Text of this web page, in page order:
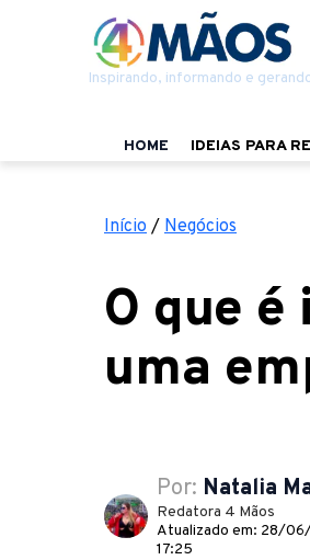
Inspirando, informando e
HOME IDEIAS PARA
Início / Negócios
O que
uma
Por: Natalia
Redatora 4 Mãos
Atualizado em: 28/
17:25